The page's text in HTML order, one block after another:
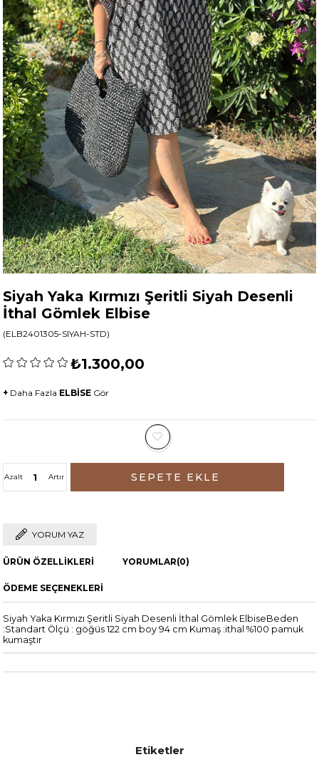
Siyah Yaka Kırmızı Şeritli Siyah Desenli
İthal Gömlek Elbise
(ELB2401305-SIYAH-STD)
₺1.300,00
+ Daha Fazla ELBİSE Gör
Artır
Azalt
YORUM YAZ
ÜRÜN ÖZELLIKLERI YORUMLAR(0)
ÖDEME SEÇENEKLERI
Siyah Yaka Kırmızı Şeritli Siyah Desenli İthal Gömlek ElbiseBeden
:Standart Ölçü : göğüs 122 cm boy 94 cm Kumaş :ithal %100 pamuk
kumaştır
Etiketler